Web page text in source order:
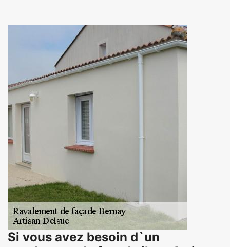
Si vous avez besoin d`un